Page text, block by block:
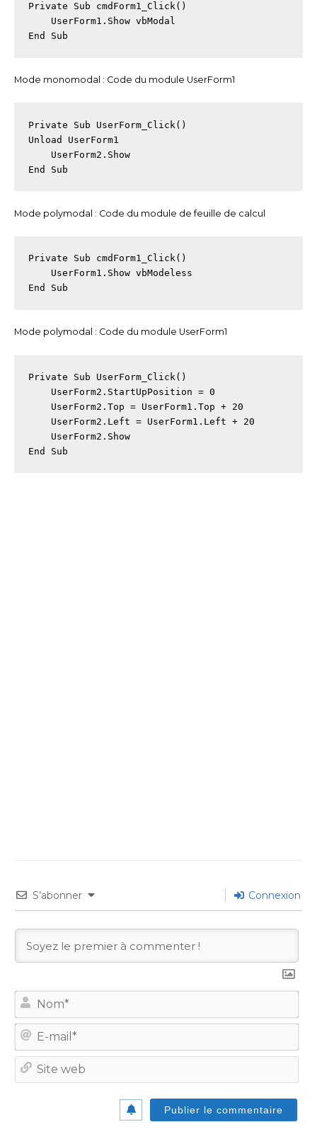
Private Sub cmdForm1_Click()
UserForm1.Show vbModal
End Sub
Mode monomodal : Code du module UserForm1
Private Sub UserForm_Click()
Unload UserForm1
UserForm2.Show
End Sub
Mode polymodal : Code du module de feuille de calcul
Private Sub cmdForm1_Click()
UserForm1.Show vbModeless
End Sub
Mode polymodal : Code du module UserForm1
Private Sub UserForm_Click()
UserForm2.StartUpPosition = 0
UserForm2.Top = UserForm1.Top + 20
UserForm2.Left = UserForm1.Left + 20
UserForm2.Show
End Sub
S’abonner Connexion
E-